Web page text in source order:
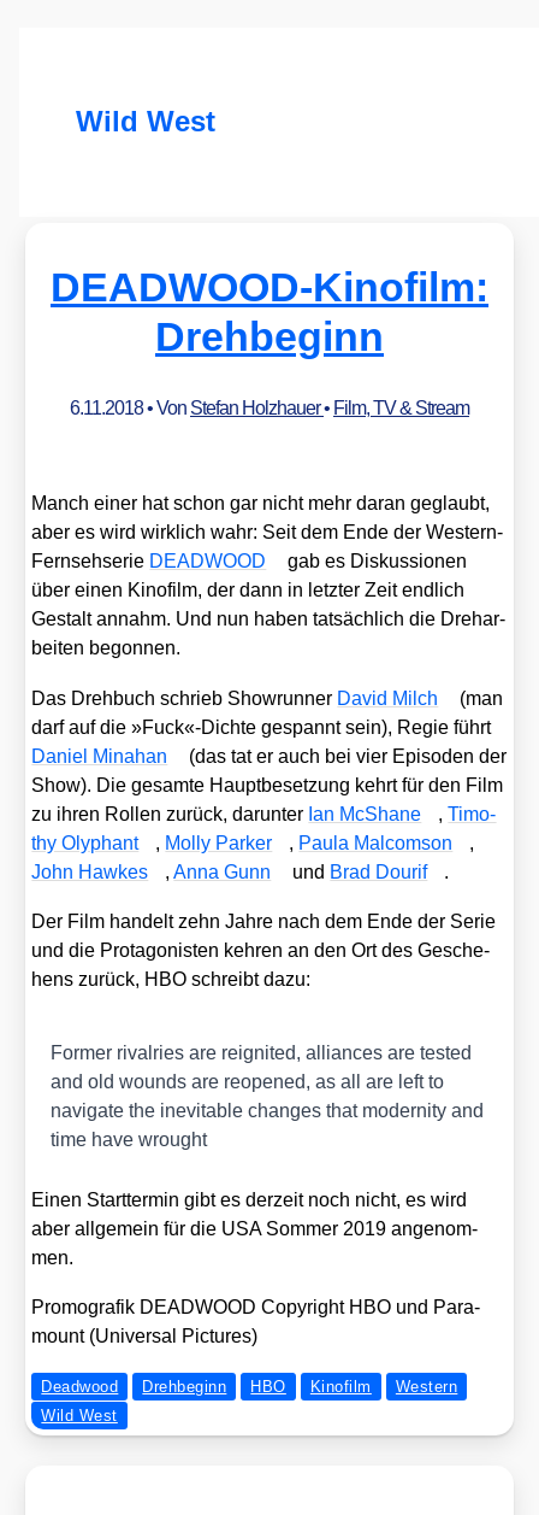
Wild West
DEADWOOD-Kinofilm:
Drehbeginn
6.11.2018• Von Stefan Holzhauer• Film, TV & Stream
Manch einer hat schon gar nicht mehr dar­an geglaubt,
aber es wird wirk­lich wahr: Seit dem Ende der Wes­tern-
Fern­seh­se­rie DEADWOOD
gab es Dis­kus­sio­nen
über einen Kino­film, der dann in letz­ter Zeit end­lich
Gestalt annahm. Und nun haben tat­säch­lich die Dreh­ar­
bei­ten begon­nen.
Das Dreh­buch schrieb Show­run­ner David Milch
(man
darf auf die »Fuck«-Dichte gespannt sein), Regie führt
Dani­el Mina­han
(das tat er auch bei vier Epi­so­den der
Show). Die gesam­te Haupt­be­set­zung kehrt für den Film
zu ihren Rol­len zurück, dar­un­ter Ian McSha­ne ,Timo­
thy Oly­phant
, Mol­ly Par­ker , Pau­la Mal­com­son
,
John Haw­kes
,Anna Gunn und Brad Dou­rif .
Der Film han­delt zehn Jah­re nach dem Ende der Serie
und die Prot­ago­nis­ten keh­ren an den Ort des Gesche­
hens zurück, HBO schreibt dazu:
For­mer rival­ries are reig­ni­ted, alli­ances are tes­ted
and old wounds are reope­ned, as all are left to
navi­ga­te the ine­vi­ta­ble chan­ges that moder­ni­ty and
time have wrought
Einen Start­ter­min gibt es der­zeit noch nicht, es wird
aber all­ge­mein für die USA Som­mer 2019 ange­nom­
men.
Pro­mo­gra­fik DEADWOOD Copy­right HBO und Para­
mount (Uni­ver­sal Pic­tures)
Deadwood Drehbeginn HBO Kinofilm
Western
Wild West